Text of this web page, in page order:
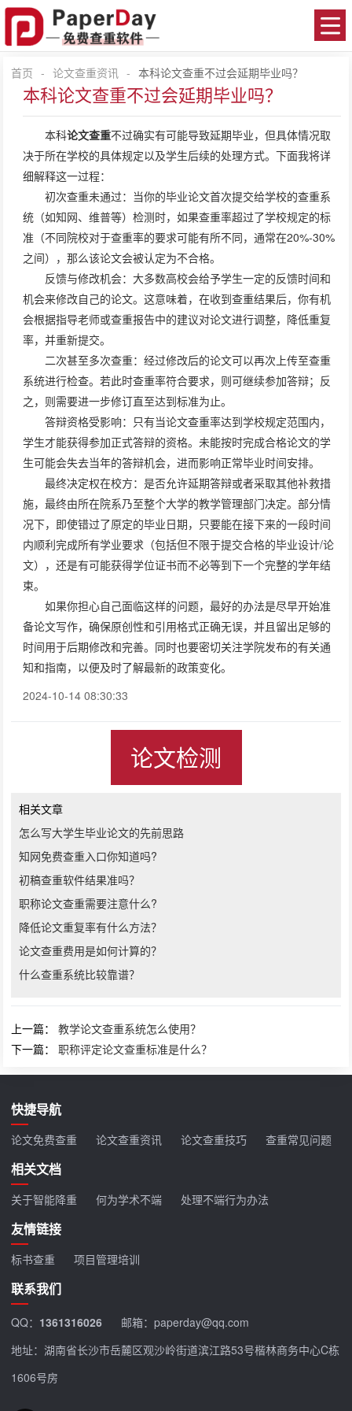
首页 - 论文查重资讯 - 本科论文查重不过会延期毕业吗？
本科论文查重不过会延期毕业吗？
本科论文查重不过确实有可能导致延期毕业，但具体情况取
决于所在学校的具体规定以及学生后续的处理方式。下面我将详
细解释这一过程：
初次查重未通过：当你的毕业论文首次提交给学校的查重系
统（如知网、维普等）检测时，如果查重率超过了学校规定的标
准（不同院校对于查重率的要求可能有所不同，通常在20%-30%
之间），那么该论文会被认定为不合格。
反馈与修改机会：大多数高校会给予学生一定的反馈时间和
机会来修改自己的论文。这意味着，在收到查重结果后，你有机
会根据指导老师或查重报告中的建议对论文进行调整，降低重复
率，并重新提交。
二次甚至多次查重：经过修改后的论文可以再次上传至查重
系统进行检查。若此时查重率符合要求，则可继续参加答辩；反
之，则需要进一步修订直至达到标准为止。
答辩资格受影响：只有当论文查重率达到学校规定范围内，
学生才能获得参加正式答辩的资格。未能按时完成合格论文的学
生可能会失去当年的答辩机会，进而影响正常毕业时间安排。
最终决定权在校方：是否允许延期答辩或者采取其他补救措
施，最终由所在院系乃至整个大学的教学管理部门决定。部分情
况下，即使错过了原定的毕业日期，只要能在接下来的一段时间
内顺利完成所有学业要求（包括但不限于提交合格的毕业设计/论
文），还是有可能获得学位证书而不必等到下一个完整的学年结
束。
如果你担心自己面临这样的问题，最好的办法是尽早开始准
备论文写作，确保原创性和引用格式正确无误，并且留出足够的
时间用于后期修改和完善。同时也要密切关注学院发布的有关通
知和指南，以便及时了解最新的政策变化。
2024-10-14 08:30:33
论文检测
相关文章
怎么写大学生毕业论文的先前思路
知网免费查重入口你知道吗?
初稿查重软件结果准吗？
职称论文查重需要注意什么?
降低论文重复率有什么方法？
论文查重费用是如何计算的？
什么查重系统比较靠谱？
上一篇：教学论文查重系统怎么使用？
下一篇：职称评定论文查重标准是什么？
快捷导航
论文免费查重 论文查重资讯 论文查重技巧 查重常见问题
相关文档
关于智能降重 何为学术不端 处理不端行为办法
友情链接
标书查重 项目管理培训
联系我们
QQ： 1361316026
邮箱：paperday@qq.com
地址：湖南省长沙市岳麓区观沙岭街道滨江路53号楷林商务中心C栋
1606号房